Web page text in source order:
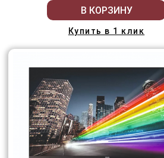
В КОРЗИНУ
Купить в 1 клик